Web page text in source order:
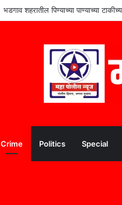
भडगाव शहरातील पिण्याच्या पाण्याच्या
Crime Politics Special